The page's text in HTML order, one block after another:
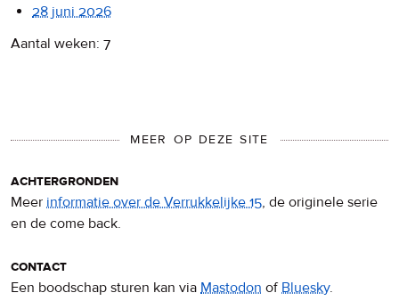
28 juni 2026
Aantal weken: 7
MEER OP DEZE SITE
achtergronden
Meer informatie over de Verrukkelijke 15, de originele serie
en de come back.
contact
Een boodschap sturen kan via Mastodon ofBluesky.